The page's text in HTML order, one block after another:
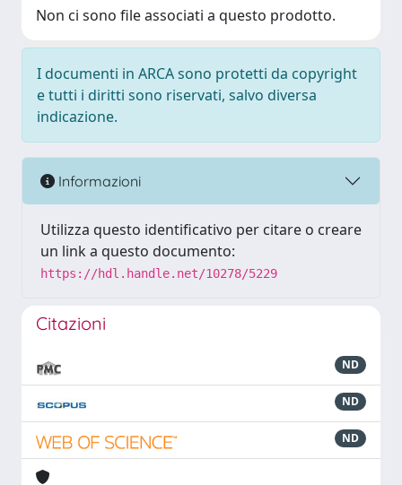
Non ci sono file associati a questo prodotto.
I documenti in ARCA sono protetti da copyright
e tutti i diritti sono riservati, salvo diversa
indicazione.
Informazioni
Utilizza questo identificativo per citare o creare
un link a questo documento:
https://hdl.handle.net/10278/5229
Citazioni
ND
ND
ND